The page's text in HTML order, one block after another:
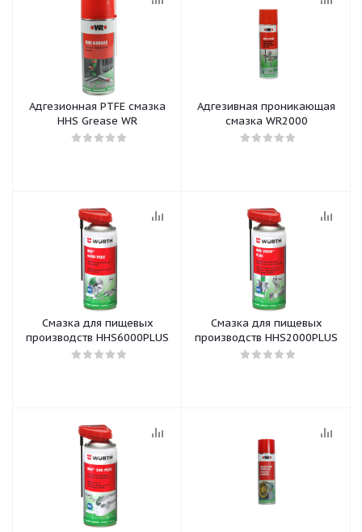
Адгезионная PTFE смазка
HHS Grease WR
Адгезивная проникающая
смазка WR2000
Смазка для пищевых
производств HHS6000PLUS
Смазка для пищевых
производств HHS2000PLUS